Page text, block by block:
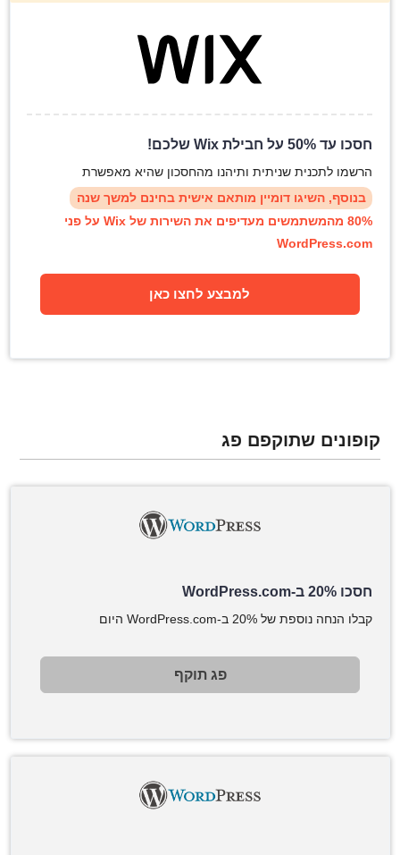
חסכו עד 50% על חבילת Wix שלכם!
הרשמו לתכנית שניתית ותיהנו מהחסכון שהיא מאפשרת
בנוסף, השיגו דומיין מותאם אישית בחינם למשך שנה
80% מהמשתמשים מעדיפים את השירות של Wix על פני
WordPress.com
למבצע לחצו כאן
קופונים שתוקפם פג
חסכו 20% ב-WordPress.com
קבלו הנחה נוספת של 20% ב-WordPress.com היום
פג תוקף